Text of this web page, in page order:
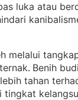
luka atau
melalui
. Benih
tahan
tingkat